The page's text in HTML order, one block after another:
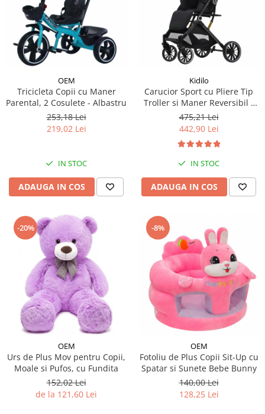
OEM
Tricicleta Copii cu Maner
Parental, 2 Cosulete - Albastru
253,18 Lei
219,02 Lei
IN STOC
ADAUGA IN COS
Kidilo
Carucior Sport cu Pliere Tip
Troller si Maner Reversibil -
Negru
475,21 Lei
442,90 Lei
IN STOC
ADAUGA IN COS
-20%
OEM
Urs de Plus Mov pentru Copii,
Moale si Pufos, cu Fundita
152,02 Lei
de la 121,60 Lei
-8%
OEM
Fotoliu de Plus Copii Sit-Up cu
Spatar si Sunete Bebe Bunny
140,00 Lei
128,25 Lei